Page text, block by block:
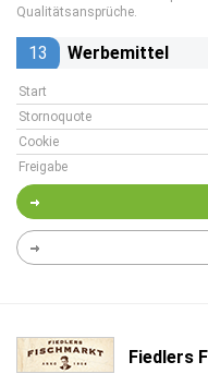
Qualitätsansprüche.
13 Werbemittel
Start
Stornoquote
Cookie
Freigabe
Fiedlers